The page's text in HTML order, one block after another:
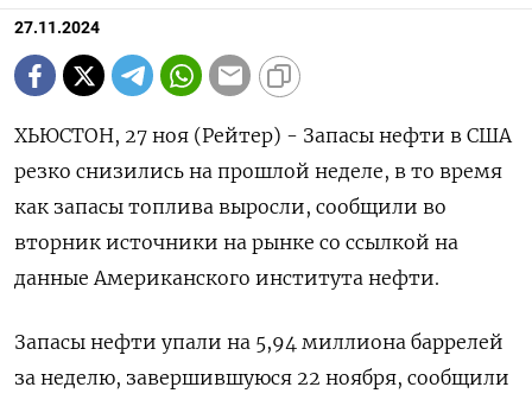
27.11.2024
ХЬЮСТОН, 27 ноя (Рейтер) - Запасы нефти в США
резко снизились на прошлой неделе, в то время
как запасы топлива выросли, сообщили во
вторник источники на рынке со ссылкой на
данные Американского института нефти.
Запасы нефти упали на 5,94 миллиона баррелей
за неделю, завершившуюся 22 ноября, сообщили